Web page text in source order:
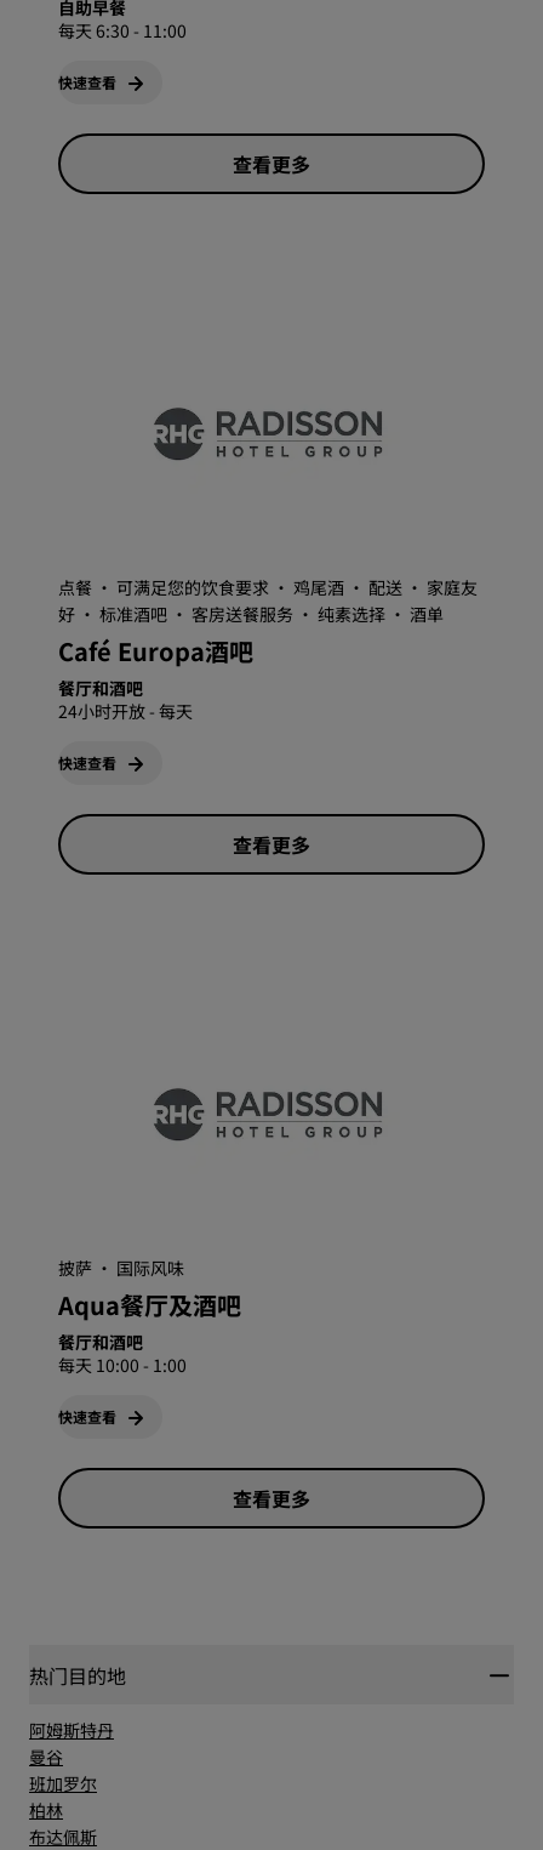
自助早餐
每天 6:30 - 11:00
快速查看
查看更多
点餐 · 可满足您的饮食要求 · 鸡尾酒 · 配送 · 家庭友
好 · 标准酒吧 · 客房送餐服务 · 纯素选择 · 酒单
Café Europa酒吧
餐厅和酒吧
24小时开放 - 每天
快速查看
查看更多
披萨 · 国际风味
Aqua餐厅及酒吧
餐厅和酒吧
每天 10:00 - 1:00
快速查看
查看更多
热门目的地
阿姆斯特丹
曼谷
班加罗尔
柏林
布达佩斯